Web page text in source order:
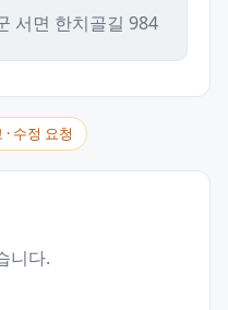
서면 한치골길 984
수정 요청
니다.